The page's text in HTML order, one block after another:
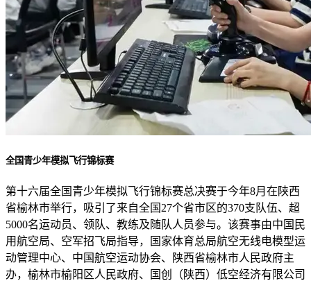
全国青少年模拟飞行锦标赛
第十六届全国青少年模拟飞行锦标赛总决赛于今年8月在陕西
省榆林市举行，吸引了来自全国27个省市区的370支队伍、超
5000名运动员、领队、教练及随队人员参与。该赛事由中国民
用航空局、空军招飞局指导，国家体育总局航空无线电模型运
动管理中心、中国航空运动协会、陕西省榆林市人民政府主
办，榆林市榆阳区人民政府、国创（陕西）低空经济有限公司